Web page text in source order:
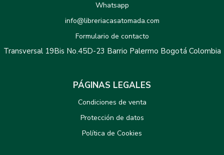
Whatsapp
info@libreriacasatomada.com
Formulario de contacto
Transversal 19Bis No.45D-23 Barrio Palermo Bogotá Colombia
PÁGINAS LEGALES
Condiciones de venta
Protección de datos
Política de Cookies